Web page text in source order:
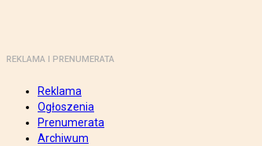
REKLAMA I PRENUMERATA
Reklama
Ogłoszenia
Prenumerata
Archiwum